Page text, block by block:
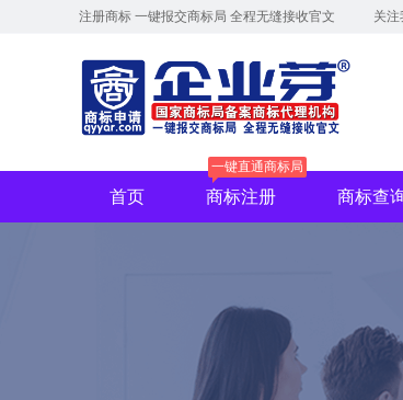
注册商标 一键报交商标局 全程无缝接收官文 关注
首页 商标注册
一键直通商标局
商标查